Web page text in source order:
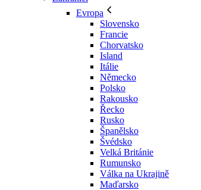
Evropa
Slovensko
Francie
Chorvatsko
Island
Itálie
Německo
Polsko
Rakousko
Řecko
Rusko
Španělsko
Švédsko
Velká Británie
Rumunsko
Válka na Ukrajině
Maďarsko